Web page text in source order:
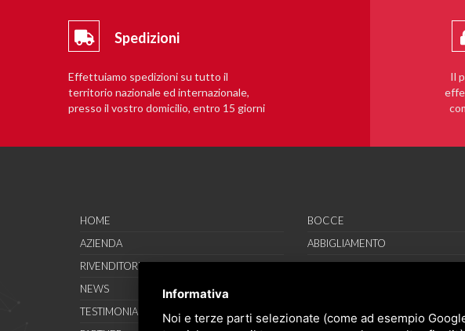
Spedizioni
Effettuiamo spedizioni su tutto il
territorio nazionale ed internazionale,
presso il vostro domicilio, entro 15 giorni
Il
HOME
AZIENDA
RIVENDITORI
NEWS
TESTIMONIAL
BOCCE
ABBIGLIAMENTO
CALZATURE
SAVO SPORT
Informativa
Noi e terze parti selezionate (come ad esempio